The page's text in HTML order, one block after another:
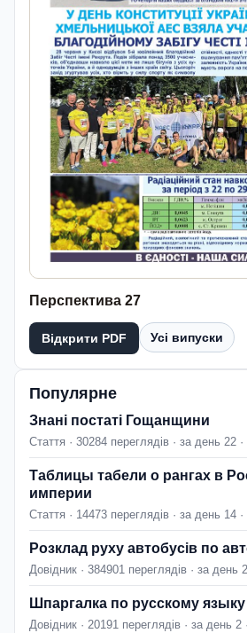
Перспектива 27
Відкрити PDF Усі випуски
Популярне
Знані постаті Гощанщини
Стаття · 30284 переглядів · за день 22
Таблицы табели о рангах в
империи
Стаття · 14473 переглядів · за день 14
Розклад руху автобусів по
Довідник · 384901 переглядів · за день
Шпаргалка по русскому языку
Довідник · 20191 переглядів · за день 2